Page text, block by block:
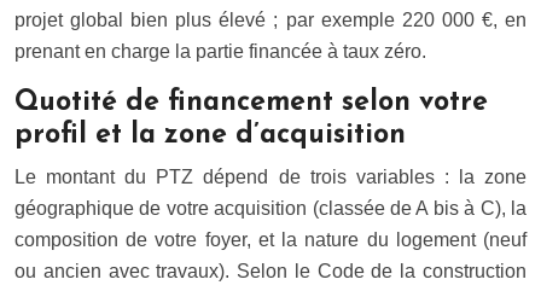
projet global bien plus élevé ; par exemple 220 000 €, en
prenant en charge la partie financée à taux zéro.
Quotité de financement selon votre
profil et la zone d’acquisition
Le montant du PTZ dépend de trois variables : la zone
géographique de votre acquisition (classée de A bis à C), la
composition de votre foyer, et la nature du logement (neuf
ou ancien avec travaux). Selon le Code de la construction